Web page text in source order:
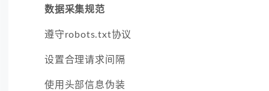
数据采集规范
遵守robots.txt协议
设置合理请求间隔
使用头部信息伪装